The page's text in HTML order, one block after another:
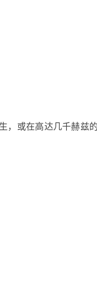
，或在高达几千赫兹